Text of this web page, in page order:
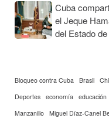
Cuba
el Jeque
del Estado
Bloqueo contra Cuba Brasil
Deportes economía educación
Manzanillo Miguel Díaz-Canel